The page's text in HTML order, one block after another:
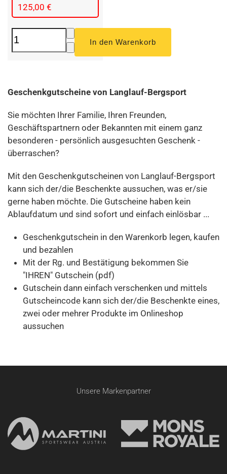
125,00 €
Geschenkgutscheine von Langlauf-Bergsport
Sie möchten Ihrer Familie, Ihren Freunden,
Geschäftspartnern oder Bekannten mit einem ganz
besonderen - persönlich ausgesuchten Geschenk -
überraschen?
Mit den Geschenkgutscheinen von Langlauf-Bergsport
kann sich der/die Beschenkte aussuchen, was er/sie
gerne haben möchte. Die Gutscheine haben kein
Ablaufdatum und sind sofort und einfach einlösbar ...
Geschenkgutschein in den Warenkorb legen, kaufen
und bezahlen
Mit der Rg. und Bestätigung bekommen Sie
"IHREN" Gutschein (pdf)
Gutschein dann einfach verschenken und mittels
Gutscheincode kann sich der/die Beschenkte eines,
zwei oder mehrer Produkte im Onlineshop
aussuchen
Unsere Markenpartner